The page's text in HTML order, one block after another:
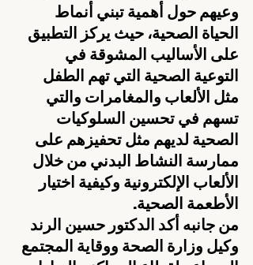
وعيهم حول أهمية تبني أنماط
الحياة الصحية، حيث يركز التطبيق
على الأساليب المشوقة في
التوعية الصحية التي تهم الطفل
مثل الألعاب والمغامرات والتي
تسهم في تحسين السلوكيات
الصحية لديهم مثل تحفيزهم على
ممارسة النشاط البدني من خلال
الألعاب الإلكترونية وكيفية اختيار
الأطعمة الصحية.
من جانبه أكد الدكتور حسين الرند
وكيل وزارة الصحة ووقاية المجتمع